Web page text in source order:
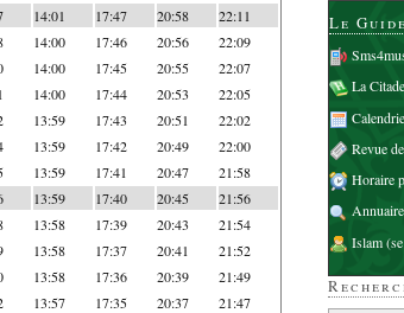
14:01 17:47 20:58 22:11
14:00 17:46 20:56 22:09
14:00 17:45 20:55 22:07
14:00 17:44 20:53 22:05
13:59 17:43 20:51 22:02
13:59 17:42 20:49 22:00
13:59 17:41 20:47 21:58
13:59 17:40 20:45 21:56
13:58 17:39 20:43 21:54
13:58 17:37 20:41 21:52
13:58 17:36 20:39 21:49
13:57 17:35 20:37 21:47
Le
La
Revue
Horaire
Islam